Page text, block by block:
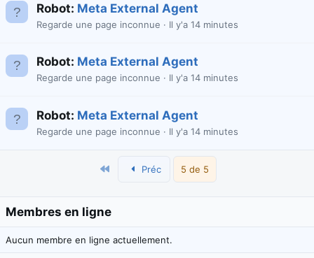
Robot: Meta External Agent
Regarde une page inconnue Il y'a 14 minutes
Robot: Meta External Agent
Regarde une page inconnue Il y'a 14 minutes
Robot: Meta External Agent
Regarde une page inconnue Il y'a 14 minutes
PremierPréc 5 de 5
Membres en ligne
Aucun membre en ligne actuellement.